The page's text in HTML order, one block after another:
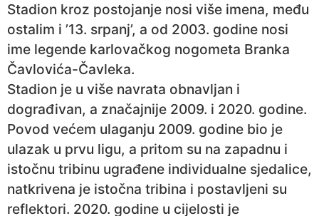
Stadion kroz postojanje nosi više imena, među
ostalim i ’13. srpanj’, a od 2003. godine nosi
ime legende karlovačkog nogometa Branka
Čavlovića-Čavleka.
Stadion je u više navrata obnavljan i
dograđivan, a značajnije 2009. i 2020. godine.
Povod većem ulaganju 2009. godine bio je
ulazak u prvu ligu, a pritom su na zapadnu i
istočnu tribinu ugrađene individualne sjedalice,
natkrivena je istočna tribina i postavljeni su
reflektori. 2020. godine u cijelosti je